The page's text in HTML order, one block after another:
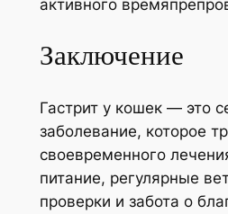
активного
Заключение
Гастрит у кошек — это
заболевание, которое
своевременного
питание, регулярные
проверки и забота о